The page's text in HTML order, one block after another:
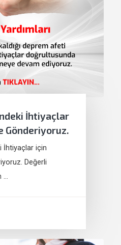
İhtiyaçlar
Gönderiyoruz.
İhtiyaçlar için
Değerli
…